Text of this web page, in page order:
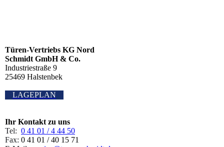
Türen-Vertriebs KG Nord
Schmidt GmbH & Co.
Industriestraße 9
25469 Halstenbek
LAGEPLAN
Ihr Kontakt zu uns
Tel: 0 41 01 / 4 44 50
Fax: 0 41 01 / 40 15 71